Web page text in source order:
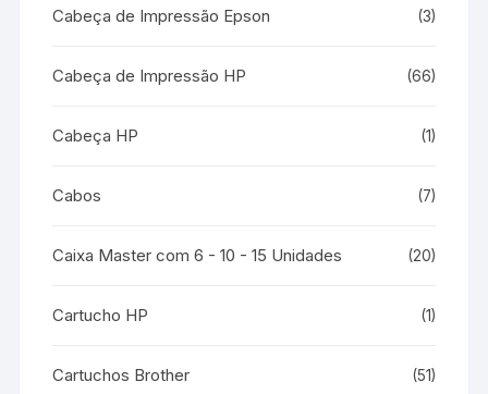
Cabeça de Impressão Epson (3)
Cabeça de Impressão HP (66)
Cabeça HP (1)
Cabos (7)
Caixa Master com 6 - 10 - 15 Unidades (20)
Cartucho HP (1)
Cartuchos Brother (51)